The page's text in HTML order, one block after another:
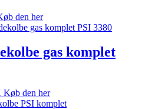
den her
gas komplet
Køb den her